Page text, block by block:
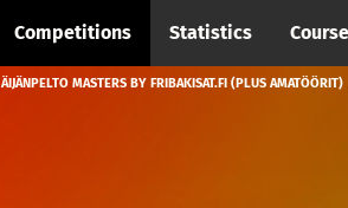
Competitions Statistics
ÄIJÄNPELTO MASTERS BY FRIBAKISAT.FI (PLUS AMATÖÖRIT)